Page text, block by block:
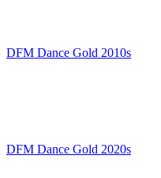
DFM Dance Gold 2010s
DFM Dance Gold 2020s